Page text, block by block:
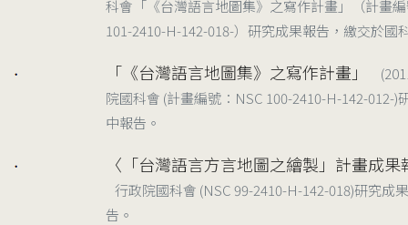
科會「《台灣語言地圖集》之寫作計畫」（計畫
101-2410-H-142-018-）研究成果報告，繳交於國
「《台灣語言地圖集》之寫作計畫」
院國科會 (計畫編號：NSC 100-2410-H-142-012-)
中報告。
〈「台灣語言方言地圖之繪製」計畫成果
行政院國科會 (NSC 99-2410-H-142-018)研究成
告。